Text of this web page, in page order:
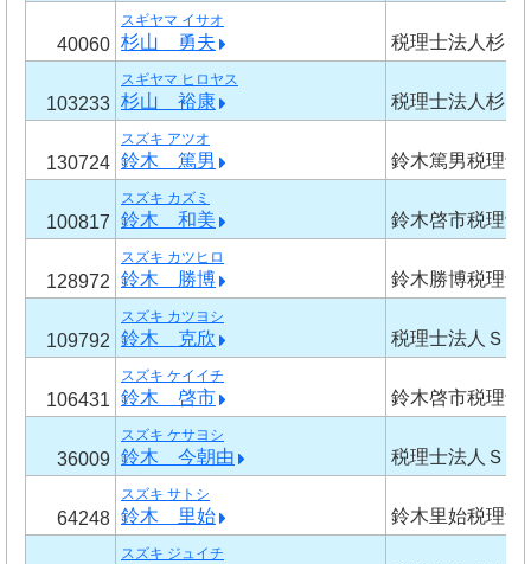
40060
スギヤマ イサオ
杉山 勇夫 税理士法人杉山
103233
スギヤマ ヒロヤス
杉山 裕康 税理士法人杉山
130724
スズキ アツオ
鈴木 篤男 鈴木篤男税理士
100817
スズキ カズミ
鈴木 和美 鈴木啓市税理士
128972
スズキ カツヒロ
鈴木 勝博 鈴木勝博税理士
109792
スズキ カツヨシ
鈴木 克欣 税理士法人ＳＨ
106431
スズキ ケイイチ
鈴木 啓市 鈴木啓市税理士
36009
スズキ ケサヨシ
鈴木 今朝由 税理士法人ＳＨ
64248
スズキ サトシ
鈴木 里始 鈴木里始税理士
スズキ ジュイチ